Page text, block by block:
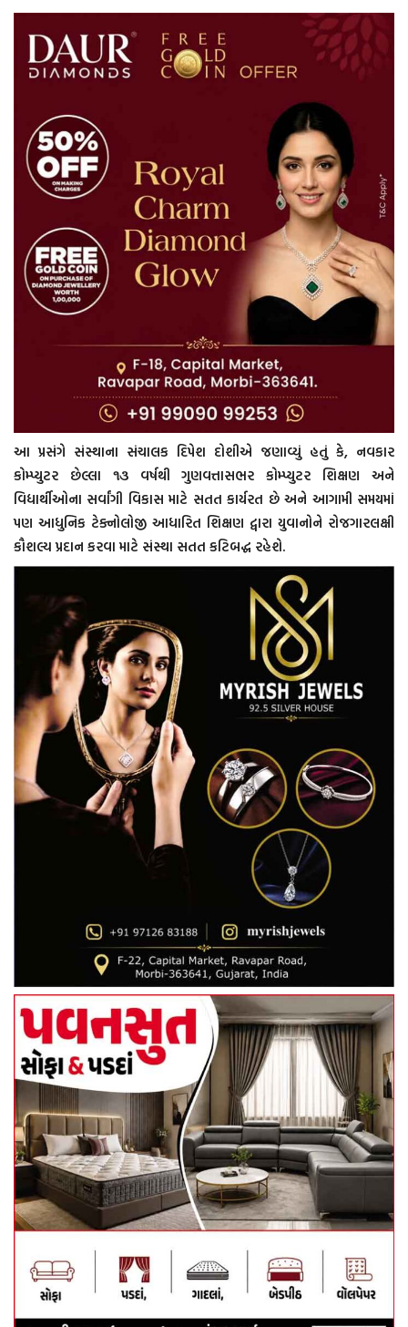
આ પ્રસંગે સંસ્થાના સંચાલક દિપેશ દોશીએ જણાવ્યું હતું કે, નવકાર
કોમ્પ્યુટર છેલ્લા ૧૩ વર્ષથી ગુણવત્તાસભર કોમ્પ્યુટર શિક્ષણ અને
વિદ્યાર્થીઓના સર્વાંગી વિકાસ માટે સતત કાર્યરત છે અને આગામી સમયમાં
પણ આધુનિક ટેક્નોલોજી આધારિત શિક્ષણ દ્વારા યુવાનોને રોજગારલક્ષી
કૌશલ્ય પ્રદાન કરવા માટે સંસ્થા સતત કટિબદ્ધ રહેશે.